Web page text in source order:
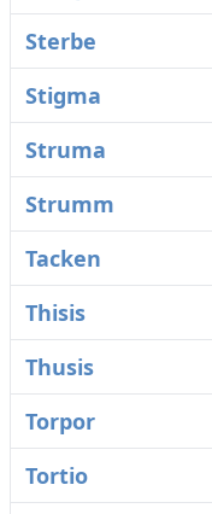
Sterbe
Stigma
Struma
Strumm
Tacken
Thisis
Thusis
Torpor
Tortio